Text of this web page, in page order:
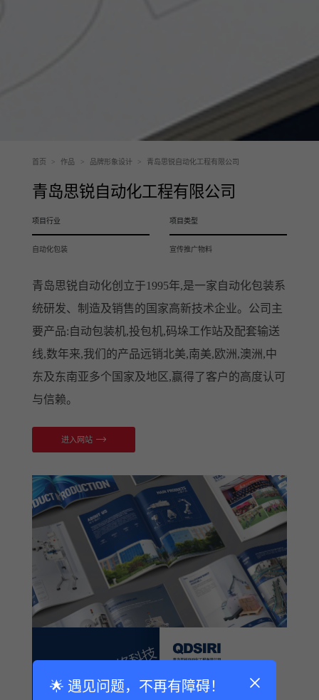
首页 > 作品 > 品牌形象设计 > 青岛思锐自动化工程有限公司
青岛思锐自动化工程有限公司
项目行业
自动化包装
项目类型
宣传推广物料
青岛思锐自动化创立于1995年,是一家自动化包装系
统研发、制造及销售的国家高新技术企业。公司主
要产品:自动包装机,投包机,码垛工作站及配套输送
线,数年来,我们的产品远销北美,南美,欧洲,澳洲,中
东及东南亚多个国家及地区,赢得了客户的高度认可
与信赖。
进入网站
🌟 遇见问题，不再有障碍！